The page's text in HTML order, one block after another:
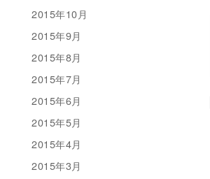
2015年10月
2015年9月
2015年8月
2015年7月
2015年6月
2015年5月
2015年4月
2015年3月